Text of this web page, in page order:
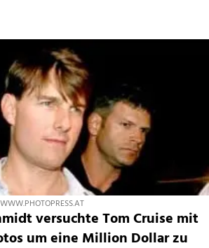
versuchte Tom Cruise mit
um eine Million Dollar zu